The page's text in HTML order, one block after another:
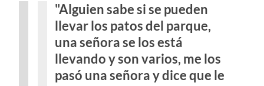
"Alguien sabe si se pueden
llevar los patos del parque,
una señora se los está
llevando y son varios, me los
pasó una señora y dice que le